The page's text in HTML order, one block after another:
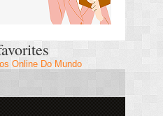
Online Do Mundo